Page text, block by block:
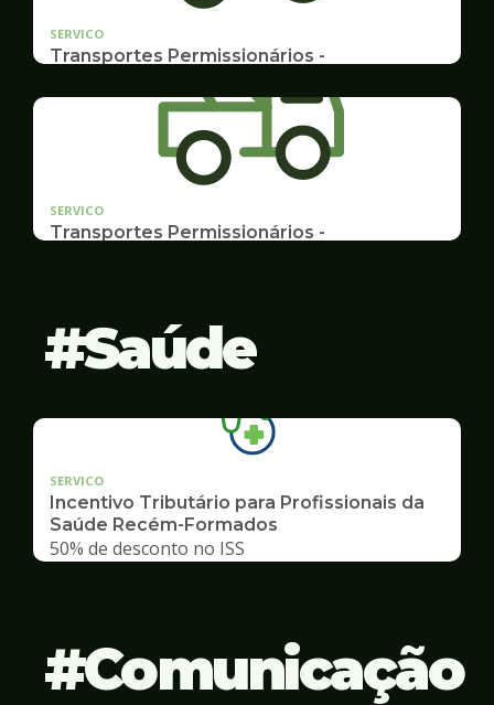
SERVICO
Transportes Permissionários -
Documentação, Requerimento e Transferência
SERVICO
Transportes Permissionários -
Saúde
SERVICO
Incentivo Tributário para Profissionais da
Saúde Recém-Formados
50% de desconto no ISS
Comunicação